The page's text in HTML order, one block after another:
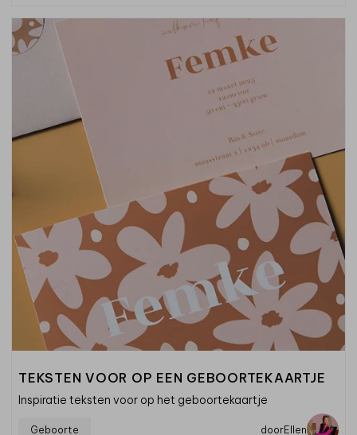
TEKSTEN VOOR OP EEN GEBOORTEKAARTJE
Inspiratie teksten voor op het geboortekaartje
Geboorte doorEllen